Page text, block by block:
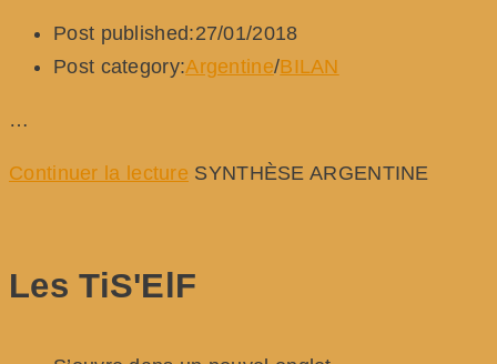
Post published:27/01/2018
Post category:Argentine/BILAN
…
Continuer la lecture SYNTHÈSE ARGENTINE
Les TiS'ElF